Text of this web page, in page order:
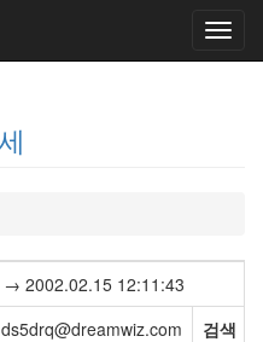
2002.02.15 12:11:43
ds5drq@dreamwiz.com 검색